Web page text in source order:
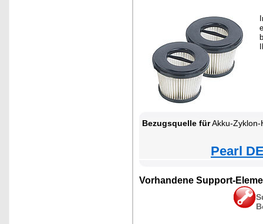
Bezugsquelle fürAkku-Zyklon-Hand- &
Pearl
Vorhandene Support-